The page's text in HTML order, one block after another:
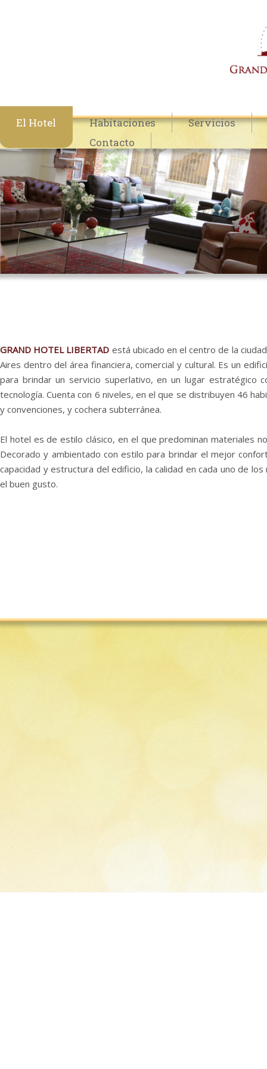
El Hotel Habitaciones
Servicios
Contacto
GRAND HOTEL LIBERTAD está ubicado en el centro de la
Aires dentro del área financiera, comercial y cultural. Es un
para brindar un servicio superlativo, en un lugar estratégico
tecnología. Cuenta con 6 niveles, en el que se distribuyen 46
y convenciones, y cochera subterránea.
El hotel es de estilo clásico, en el que predominan materiales
Decorado y ambientado con estilo para brindar el mejor
capacidad y estructura del edificio, la calidad en cada uno de
el buen gusto.